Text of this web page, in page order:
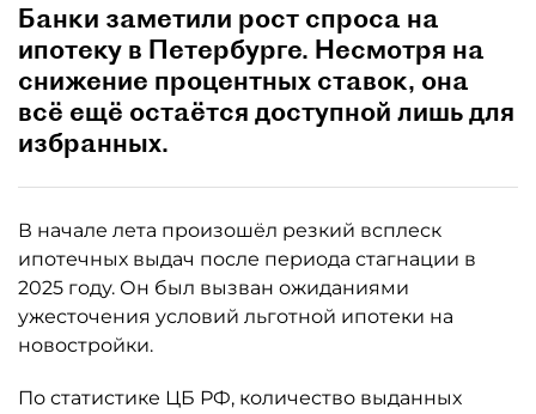
Банки заметили рост спроса на
ипотеку в Петербурге. Несмотря на
снижение процентных ставок, она
всё ещё остаётся доступной лишь для
избранных.
В начале лета произошёл резкий всплеск
ипотечных выдач после периода стагнации в
2025 году. Он был вызван ожиданиями
ужесточения условий льготной ипотеки на
новостройки.
По статистике ЦБ РФ, количество выданных